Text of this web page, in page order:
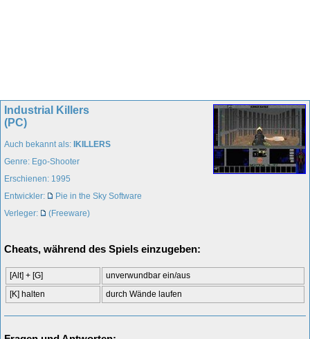
Industrial Killers
(PC)
Auch bekannt als: IKILLERS
Genre: Ego-Shooter
Erschienen: 1995
Entwickler:
Pie in the Sky Software
Verleger:
(Freeware)
Cheats, während des Spiels einzugeben:
[Alt] + [G]
unverwundbar ein/aus
[K] halten
durch Wände laufen